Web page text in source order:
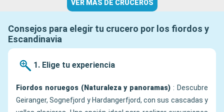
VER MÁS DE CRUCEROS
Consejos para elegir tu crucero por los fiordos y
Escandinavia
1. Elige tu experiencia
Fiordos noruegos (Naturaleza y panoramas) : Descubre
Geiranger, Sognefjord y Hardangerfjord, con sus cascadas y